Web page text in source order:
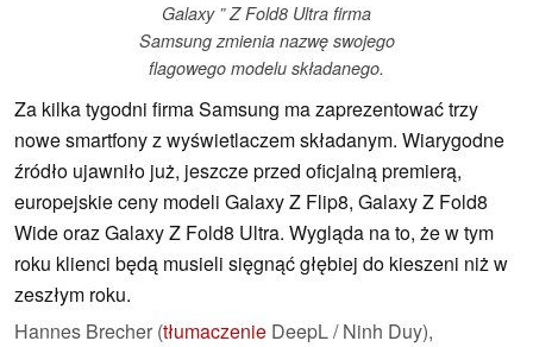
Galaxy ” Z Fold8 Ultra firma
Samsung zmienia nazwę swojego
flagowego modelu składanego.
Za kilka tygodni firma Samsung ma zaprezentować trzy
nowe smartfony z wyświetlaczem składanym. Wiarygodne
źródło ujawniło już, jeszcze przed oficjalną premierą,
europejskie ceny modeli Galaxy Z Flip8, Galaxy Z Fold8
Wide oraz Galaxy Z Fold8 Ultra. Wygląda na to, że w tym
roku klienci będą musieli sięgnąć głębiej do kieszeni niż w
zeszłym roku.
Hannes Brecher (tłumaczenie DeepL / Ninh Duy),